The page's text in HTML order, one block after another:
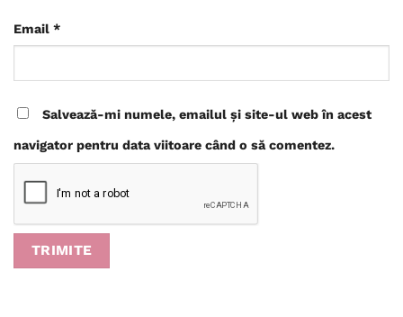
Email *
Salvează-mi numele, emailul și site-ul web în acest
navigator pentru data viitoare când o să comentez.